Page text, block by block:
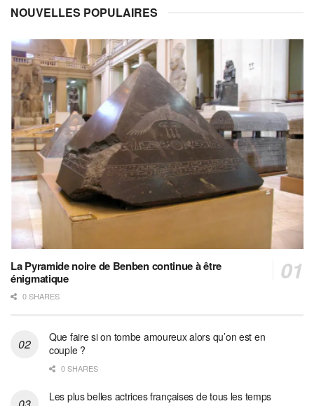
NOUVELLES POPULAIRES
La Pyramide noire de Benben continue à être
énigmatique
0 SHARES
Que faire si on tombe amoureux alors qu’on est en
couple ?
0 SHARES
Les plus belles actrices françaises de tous les temps